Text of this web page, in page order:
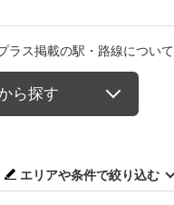
ラス掲載の駅・路線について
ら探す
エリアや条件で絞り込む